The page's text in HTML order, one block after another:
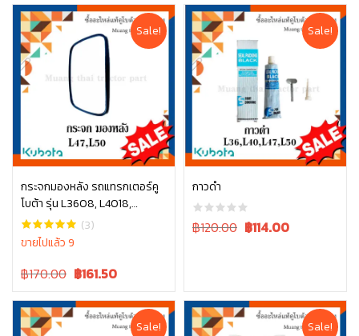
was:
฿400.00.
is:
฿400.00.
was:
฿420.00.
is:
฿420.00.
Sale!
กระจกมองหลัง รถแทรกเตอร์คู
โบต้า รุ่น L3608, L4018,
L4708, L5018 tc422-43980
(3)
ขายไปแล้ว 9
Original
was:
฿170.00.
฿170.00 Current
is:
฿170.00.
฿161.50
หยิบใส่ตะกร้า
Sale!
กาวดำ
Original
฿120.00 Current
฿114.00
หยิบใส่ตะกร้า
Sale! Sale!